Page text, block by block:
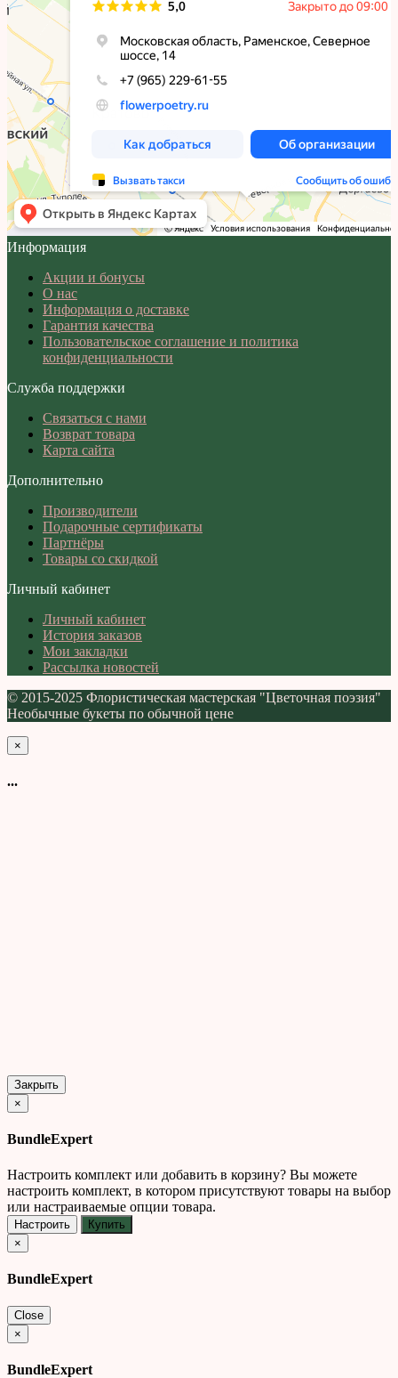
Информация
Акции и бонусы
О нас
Информация о доставке
Гарантия качества
Пользовательское соглашение и политика
конфиденциальности
Служба поддержки
Связаться с нами
Возврат товара
Карта сайта
Дополнительно
Производители
Подарочные сертификаты
Партнёры
Товары со скидкой
Личный кабинет
Личный кабинет
История заказов
Мои закладки
Рассылка новостей
© 2015-2025 Флористическая мастерская "Цветочная поэзия"
Необычные букеты по обычной цене
×
...
Закрыть
×
BundleExpert
Настроить комплект или добавить в корзину? Вы можете
настроить комплект, в котором присутствуют товары на выбор
или настраиваемые опции товара.
Настроить
Купить
×
BundleExpert
Close
×
BundleExpert